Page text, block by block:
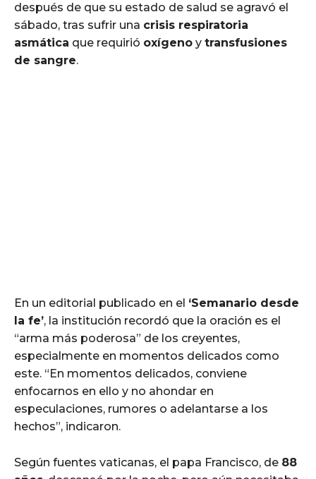
después de que su estado de salud se agravó el
sábado, tras sufrir una crisis respiratoria
asmática que requirió oxígeno y transfusiones
de sangre.
En un editorial publicado en el ‘Semanario desde
la fe’, la institución recordó que la oración es el
“arma más poderosa” de los creyentes,
especialmente en momentos delicados como
este. “En momentos delicados, conviene
enfocarnos en ello y no ahondar en
especulaciones, rumores o adelantarse a los
hechos”, indicaron.
Según fuentes vaticanas, el papa Francisco, de 88